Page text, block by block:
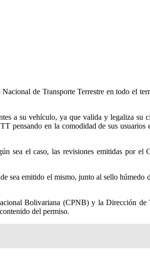
de Transporte Terrestre en todo el
a su vehículo, ya que valida y legaliza su
pensando en la comodidad de sus usuarios
sea el caso, las revisiones emitidas por el
sea emitido el mismo, junto al sello húmedo
Bolivariana (CPNB) y la Dirección de
del permiso.